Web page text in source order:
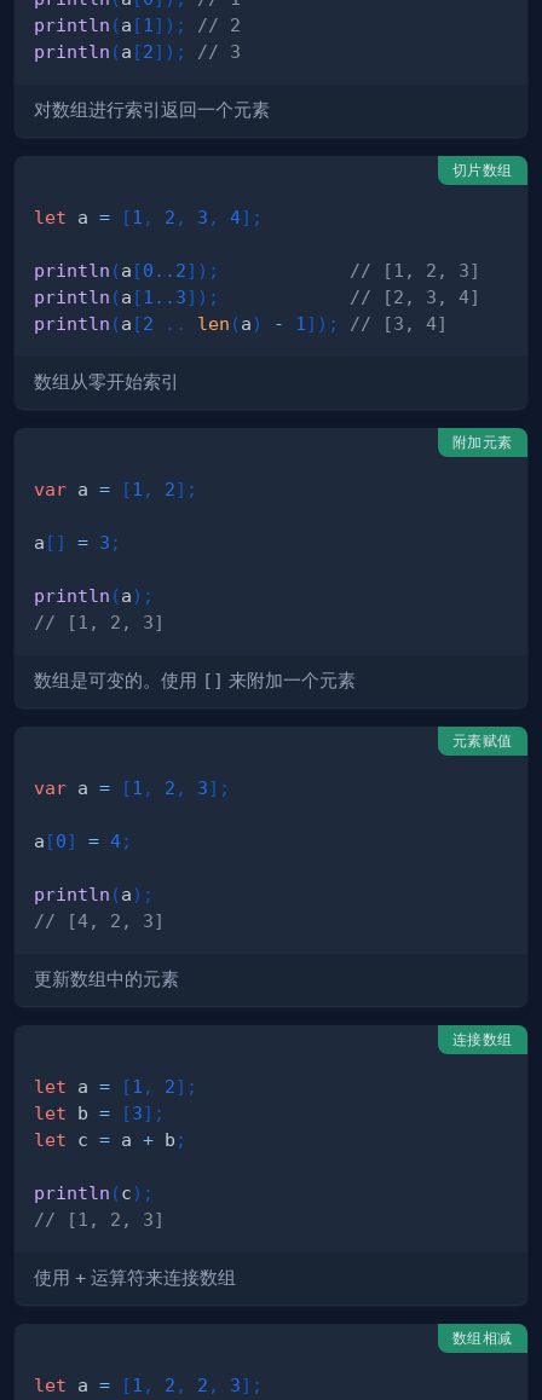
println (a [1 ] ) ;
// 2
println (a [2] ) ; // 3
对数组进行索引返回一个元素
切片数组
let a = [1 , 2 , 3 , 4] ;
println (a [0. .2] ) ;
// [1, 2, 3]
println (a [1. .3] ) ;
// [2, 3, 4]
println (a [2 . . len (a) - 1 ] ) ; // [3, 4]
数组从零开始索引
附加元素
var a = [1 , 2] ;
a [ ] = 3 ;
println (a) ;
// [1, 2, 3]
数组是可变的。使用 [] 来附加一个元素
元素赋值
var a = [1 , 2 , 3] ;
a [0] = 4;
println (a) ;
// [4, 2, 3]
更新数组中的元素
连接数组
let a = [1 , 2] ;
let b = [3] ;
let c = a + b ;
println (c) ;
// [1, 2, 3]
使用 + 运算符来连接数组
数组相减
let a = [1 , 2 , 2 , 3] ;